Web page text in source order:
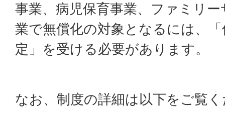
事業、病児保育事業、ファミリ
業で無償化の対象となるには、
定」を受ける必要があります。
なお、制度の詳細は以下をご覧